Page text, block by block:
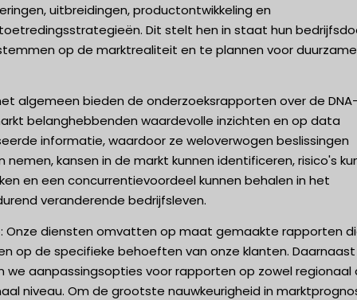
uitbreidingen, productontwikkeling en
Dit stelt hen in staat hun
op de marktrealiteit en te plannen voor duurzame
algemeen bieden de onderzoeksrapporten over de
belanghebbenden waardevolle inzichten en op data
informatie, waardoor ze weloverwogen beslissingen
nemen, kansen in de markt kunnen identificeren, risico's
en een concurrentievoordeel kunnen behalen in het
veranderende bedrijfsleven.
Onze diensten omvatten op maat gemaakte rapporten
op de specifieke behoeften van onze klanten. Daarnaast
we aanpassingsopties voor rapporten op zowel regionaal
niveau. Om de grootste nauwkeurigheid in